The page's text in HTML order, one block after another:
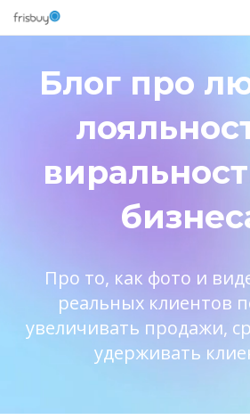
Блог про
Про то, как фото и
реальных клиентов
увеличивать продажи,
удерживать